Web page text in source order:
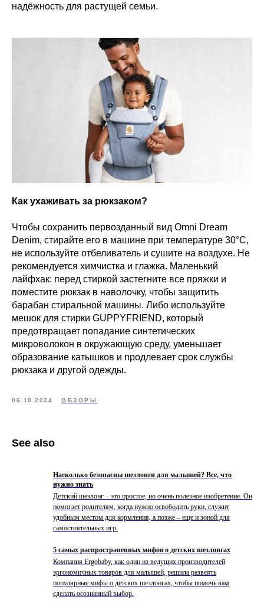
надёжность для растущей семьи.
Как ухаживать за рюкзаком?
Чтобы сохранить первозданный вид Omni Dream
Denim, стирайте его в машине при температуре 30°C,
не используйте отбеливатель и сушите на воздухе. Не
рекомендуется химчистка и глажка. Маленький
лайфхак: перед стиркой застегните все пряжки и
поместите рюкзак в наволочку, чтобы защитить
барабан стиральной машины. Либо используйте
мешок для стирки GUPPYFRIEND, который
предотвращает попадание синтетических
микроволокон в окружающую среду, уменьшает
образование катышков и продлевает срок службы
рюкзака и другой одежды.
06.10.2024 ОБЗОРЫ
See also
Насколько безопасны шезлонги для малышей? Все, что
нужно знать
Детский шезлонг – это простое, но очень полезное изобретение. Он
помогает родителям, когда нужно освободить руки, служит
удобным местом для кормления, а позже – еще и зоной для
самостоятельных игр.
5 самых распространенных мифов о детских шезлонгах
Компания Ergobaby, как один из ведущих производителей
эргономичных товаров для малышей, решила развеять
популярные мифы о детских шезлонгах, чтобы помочь вам
сделать осознанный выбор.